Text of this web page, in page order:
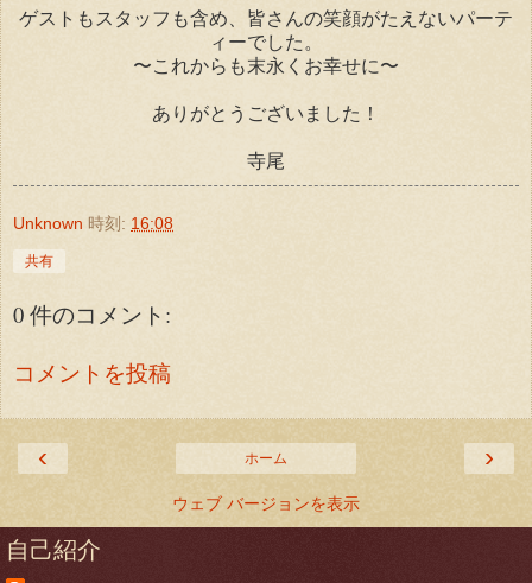
ゲストもスタッフも含め、皆さんの笑顔がたえないパーテ
ィーでした。
〜これからも末永くお幸せに〜
ありがとうございました！
寺尾
Unknown 時刻: 16:08
共有
0 件のコメント:
コメントを投稿
‹ ›
ホーム
ウェブ バージョンを表示
自己紹介